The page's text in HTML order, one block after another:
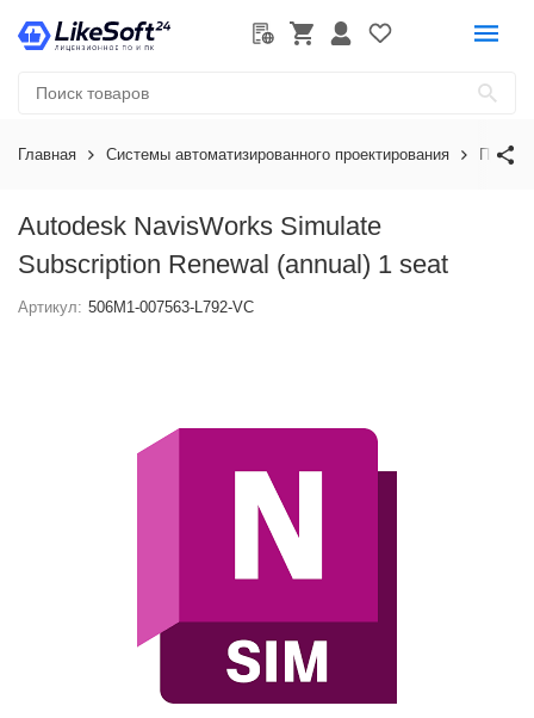
Главная Системы автоматизированного проектирования
Autodesk NavisWorks Simulate
Subscription Renewal (annual) 1 seat
Артикул: 506M1-007563-L792-VC